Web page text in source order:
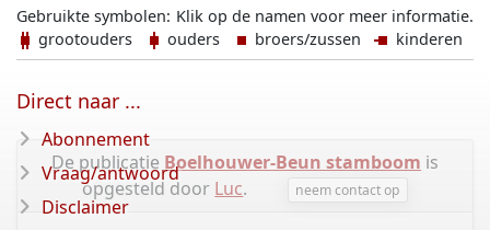
Klik op de namen voor meer informatie.
Gebruikte symbolen:
grootouders
ouders broers/zussen kinderen
De publicatie Boelhouwer-Beun stamboom is
opgesteld door Luc. neem contact op
Direct naar ...
Abonnement
Vraag/antwoord
Disclaimer